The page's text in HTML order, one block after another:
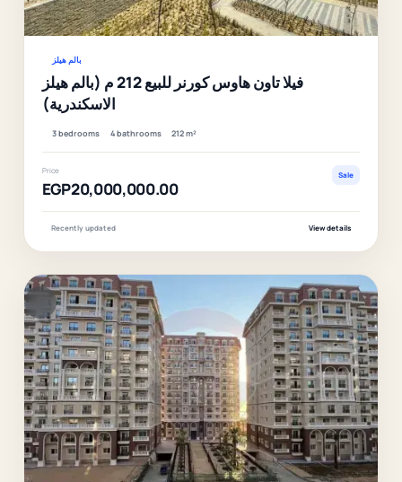
بالم هيلز
فيلا تاون هاوس كورنر للبيع 212 م (بالم هيلز
الاسكندرية)
3 bedrooms 4 bathrooms 212 m²
Price
EGP20,000,000.00
Sale
Recently updated View details